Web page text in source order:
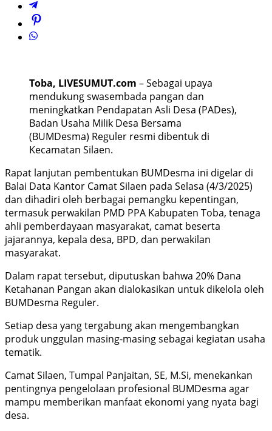
Toba, LIVESUMUT.com – Sebagai upaya
mendukung swasembada pangan dan
meningkatkan Pendapatan Asli Desa (PADes),
Badan Usaha Milik Desa Bersama
(BUMDesma) Reguler resmi dibentuk di
Kecamatan Silaen.
Rapat lanjutan pembentukan BUMDesma ini digelar di
Balai Data Kantor Camat Silaen pada Selasa (4/3/2025)
dan dihadiri oleh berbagai pemangku kepentingan,
termasuk perwakilan PMD PPA Kabupaten Toba, tenaga
ahli pemberdayaan masyarakat, camat beserta
jajarannya, kepala desa, BPD, dan perwakilan
masyarakat.
Dalam rapat tersebut, diputuskan bahwa 20% Dana
Ketahanan Pangan akan dialokasikan untuk dikelola oleh
BUMDesma Reguler.
Setiap desa yang tergabung akan mengembangkan
produk unggulan masing-masing sebagai kegiatan usaha
tematik.
Camat Silaen, Tumpal Panjaitan, SE, M.Si, menekankan
pentingnya pengelolaan profesional BUMDesma agar
mampu memberikan manfaat ekonomi yang nyata bagi
desa.